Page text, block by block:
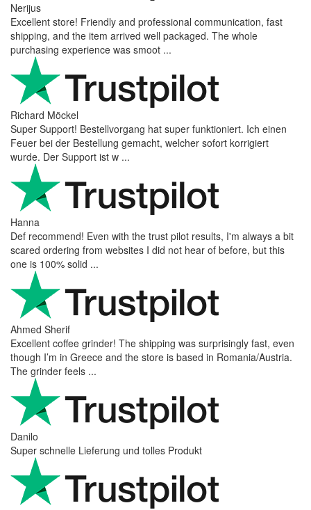
Nerijus
Excellent store! Friendly and professional communication, fast
shipping, and the item arrived well packaged. The whole
purchasing experience was smoot ...
Richard Möckel
Super Support! Bestellvorgang hat super funktioniert. Ich einen
Feuer bei der Bestellung gemacht, welcher sofort korrigiert
wurde. Der Support ist w ...
Hanna
Def recommend! Even with the trust pilot results, I'm always a bit
scared ordering from websites I did not hear of before, but this
one is 100% solid ...
Ahmed Sherif
Excellent coffee grinder! The shipping was surprisingly fast, even
though I’m in Greece and the store is based in Romania/Austria.
The grinder feels ...
Danilo
Super schnelle Lieferung und tolles Produkt